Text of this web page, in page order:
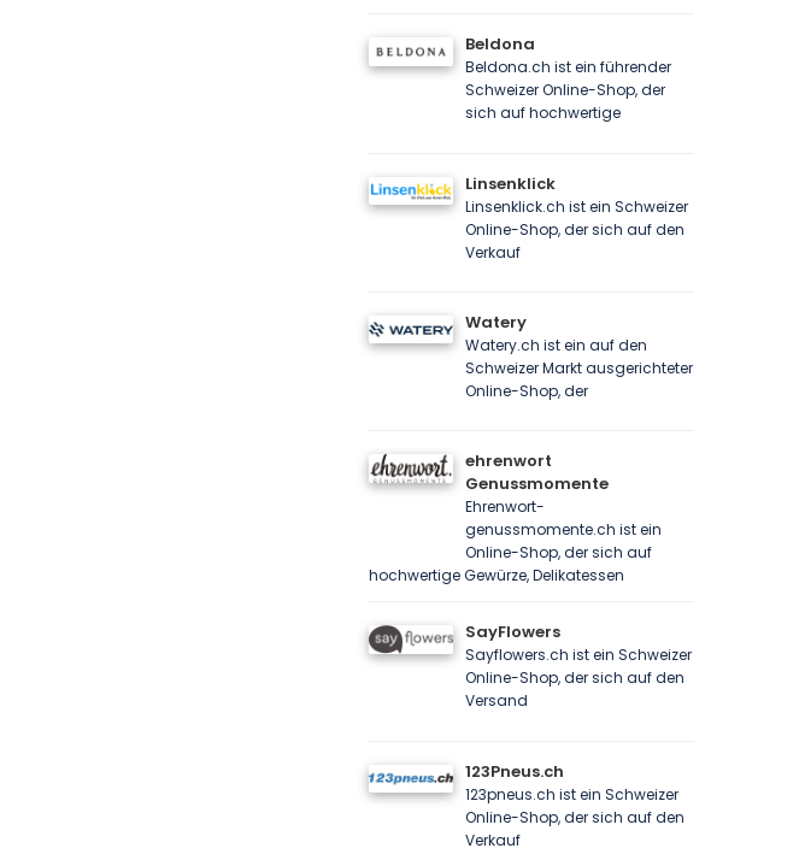
Beldona
Beldona.ch ist ein führender
Schweizer Online-Shop, der
sich auf hochwertige
Linsenklick
Linsenklick.ch ist ein Schweizer
Online-Shop, der sich auf den
Verkauf
Watery
Watery.ch ist ein auf den
Schweizer Markt ausgerichteter
Online-Shop, der
ehrenwort
Genussmomente
Ehrenwort-
genussmomente.ch ist ein
Online-Shop, der sich auf
hochwertige Gewürze, Delikatessen
SayFlowers
Sayflowers.ch ist ein Schweizer
Online-Shop, der sich auf den
Versand
123Pneus.ch
123pneus.ch ist ein Schweizer
Online-Shop, der sich auf den
Verkauf